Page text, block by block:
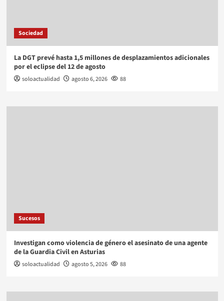
Sociedad
La DGT prevé hasta 1,5 millones de desplazamientos adicionales
por el eclipse del 12 de agosto
soloactualidad agosto 6, 2026 88
Sucesos
Investigan como violencia de género el asesinato de una agente
de la Guardia Civil en Asturias
soloactualidad agosto 5, 2026 88